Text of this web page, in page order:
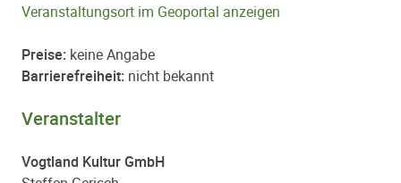
Veranstaltungsort im Geoportal anzeigen
Preise: keine Angabe
Barrierefreiheit: nicht bekannt
Veranstalter
Vogtland Kultur GmbH